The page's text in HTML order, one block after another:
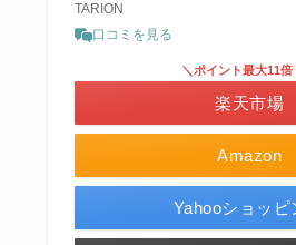
TARION
口コミを見る
Amazon
＼ポイント最大11倍
楽天市場
Yahooショッピ